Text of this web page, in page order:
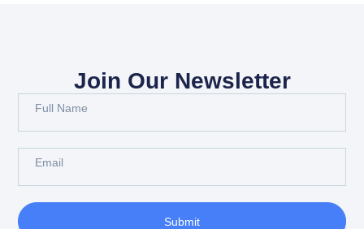
Join Our Newsletter
Submit